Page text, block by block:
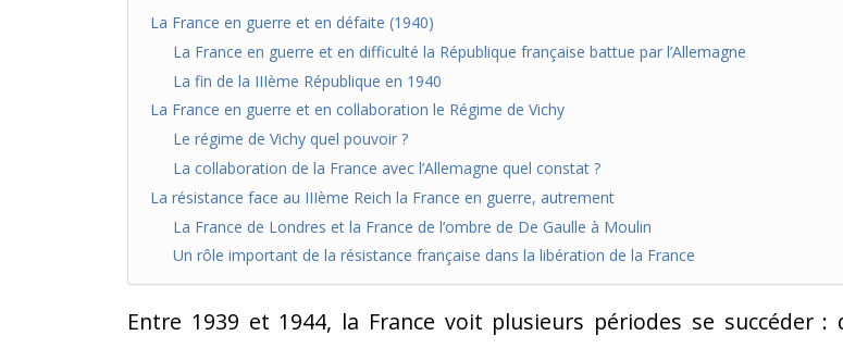
La France en guerre et en défaite (1940)
La France en guerre et en difficulté la République française battue par l’Allemagne
La fin de la IIIème République en 1940
La France en guerre et en collaboration le Régime de Vichy
Le régime de Vichy quel pouvoir ?
La collaboration de la France avec l’Allemagne quel constat ?
La résistance face au IIIème Reich la France en guerre, autrement
La France de Londres et la France de l’ombre de De Gaulle à Moulin
Un rôle important de la résistance française dans la libération de la France
Entre 1939 et 1944, la France voit plusieurs périodes se succéder